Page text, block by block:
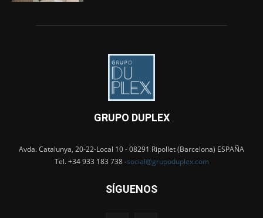
GRUPO DUPLEX
Avda. Catalunya, 20-22-Local 10 - 08291 Ripollet (Barcelona) ESPAÑA
Tel. +34 933 183 738 -social@grupoduplex.com
SÍGUENOS